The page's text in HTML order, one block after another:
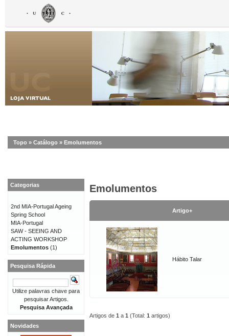
Topo » Catálogo » Emolumentos
Emolumentos
Artigo+
Hábito Talar
Artigos de 1 a 1 (Total: 1 artigos)
Categorias
2nd MIA-Portugal Ageing
Spring School
MIA-Portugal
SAW - SEEING AND
ACTING WORKSHOP
Emolumentos (1)
Pesquisa Rápida
Utilize palavras chave para
pesquisar Artigos.
Pesquisa Avançada
Novidades